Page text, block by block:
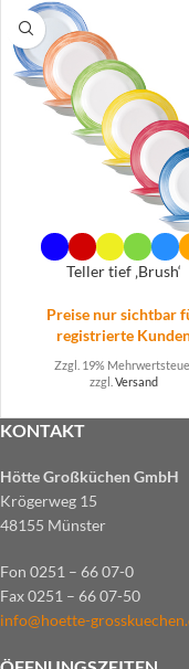
Teller tief ‚Brush‘
Preise nur sichtbar
registrierte
Zzgl. 19%
zzgl.Versand
KONTAKT
Hötte Großküchen GmbH
Krögerweg 15
48155 Münster
Fon 0251 – 66 07-0
Fax 0251 – 66 07-50
info@hoette-